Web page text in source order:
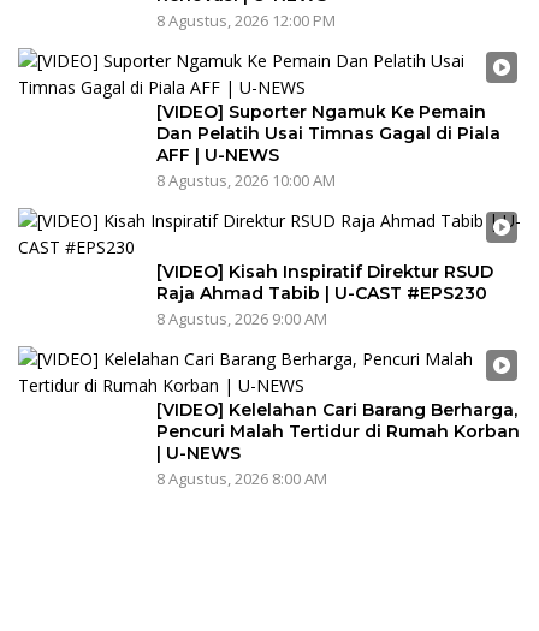
8 Agustus, 2026 12:00 PM
[VIDEO] Suporter Ngamuk Ke Pemain
Dan Pelatih Usai Timnas Gagal di Piala
AFF | U-NEWS
8 Agustus, 2026 10:00 AM
[VIDEO] Kisah Inspiratif Direktur RSUD
Raja Ahmad Tabib | U-CAST #EPS230
8 Agustus, 2026 9:00 AM
[VIDEO] Kelelahan Cari Barang Berharga,
Pencuri Malah Tertidur di Rumah Korban
| U-NEWS
8 Agustus, 2026 8:00 AM